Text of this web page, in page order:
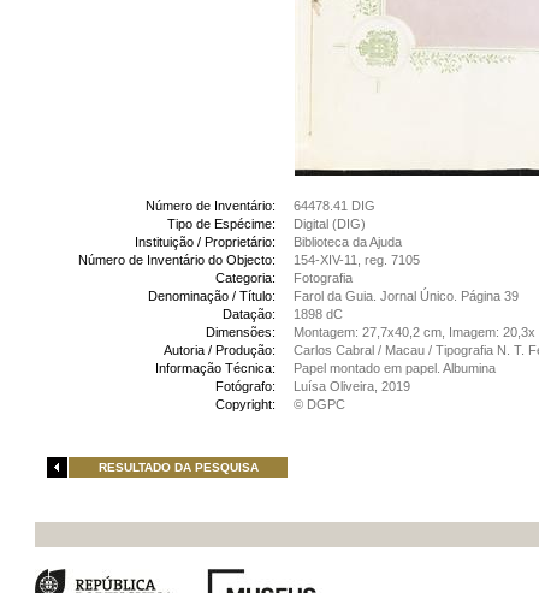
Número de Inventário:
64478.41 DIG
Tipo de Espécime:
Digital (DIG)
Instituição / Proprietário:
Biblioteca da Ajuda
Número de Inventário do Objecto:
154-XIV-11, reg. 7105
Categoria:
Fotografia
Denominação / Título:
Farol da Guia. Jornal Único. Página 39
Datação:
1898 dC
Dimensões:
Montagem: 27,7x40,2 cm, Imagem: 20,3x
Autoria / Produção:
Carlos Cabral / Macau / Tipografia N. T.
Informação Técnica:
Papel montado em papel. Albumina
Fotógrafo:
Luísa Oliveira, 2019
Copyright:
© DGPC
RESULTADO DA PESQUISA